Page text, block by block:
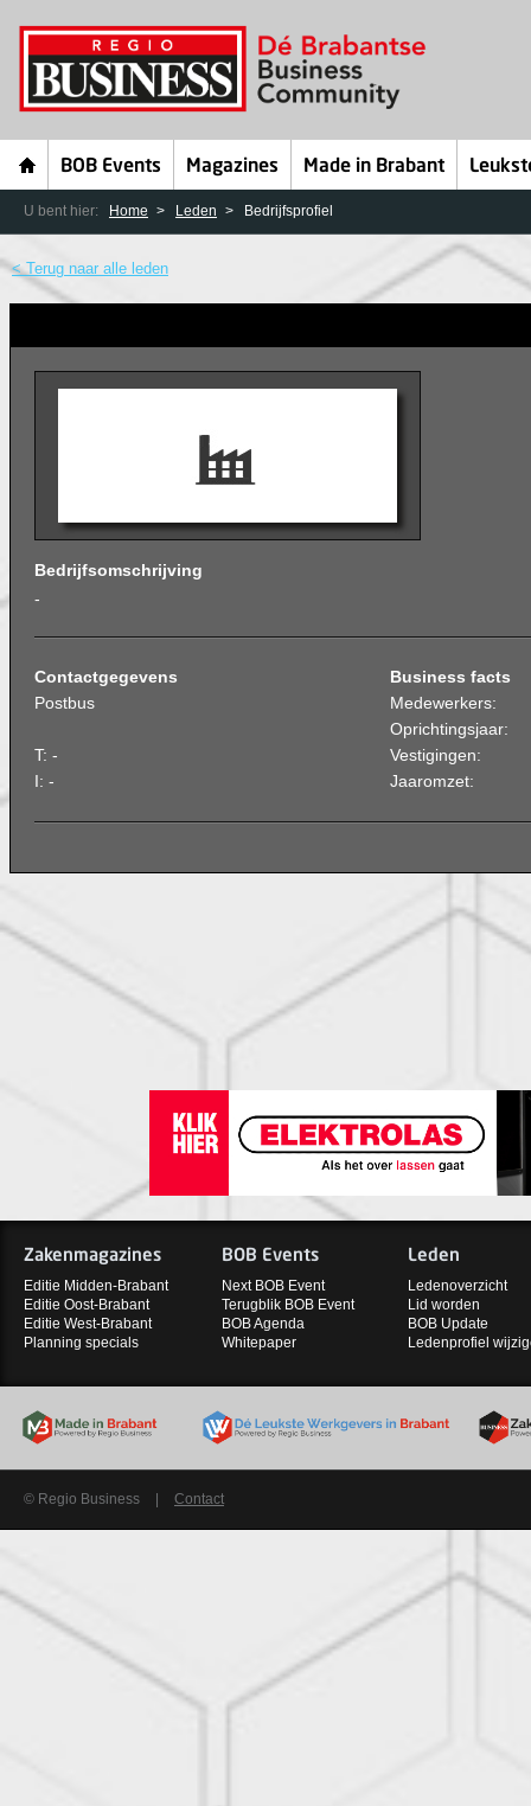
BOB Events Magazines Made in Brabant
U bent hier: Home Leden Bedrijfsprofiel
< Terug naar alle leden
Bedrijfsomschrijving
-
Contactgegevens
Postbus
T: -
I: -
Business facts
Medewerkers:
Oprichtingsjaar:
Vestigingen:
Jaaromzet:
Zakenmagazines
Editie Midden-Brabant
Editie Oost-Brabant
Editie West-Brabant
Planning specials
BOB Events
Next BOB Event
Terugblik BOB Event
BOB Agenda
Whitepaper
Leden
Ledenoverzicht
Lid worden
BOB Update
Ledenprofiel
© Regio Business Contact